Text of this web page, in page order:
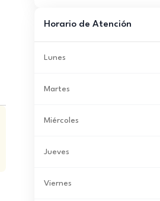
Horario de Atención
Lunes
Martes
Miércoles
Jueves
Viernes